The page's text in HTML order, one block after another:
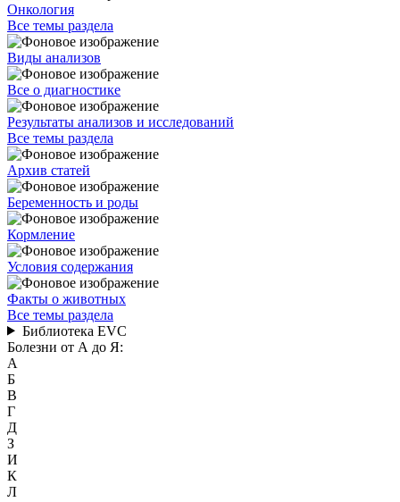
Онкология
Все темы раздела
Виды анализов
Все о диагностике
Результаты анализов и исследований
Все темы раздела
Архив статей
Беременность и роды
Кормление
Условия содержания
Факты о животных
Все темы раздела
Библиотека EVC
Болезни от А до Я:
А
Б
В
Г
Д
З
И
К
Л